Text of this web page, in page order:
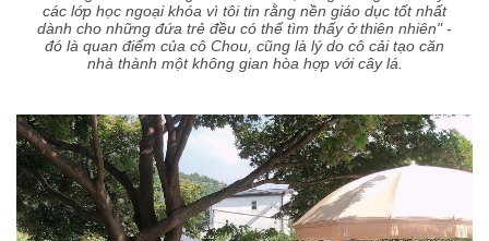
các lớp học ngoại khóa vì tôi tin rằng nền giáo dục tốt nhất
dành cho những đứa trẻ đều có thể tìm thấy ở thiên nhiên" -
đó là quan điểm của cô Chou, cũng là lý do cô cải tạo căn
nhà thành một không gian hòa hợp với cây lá.